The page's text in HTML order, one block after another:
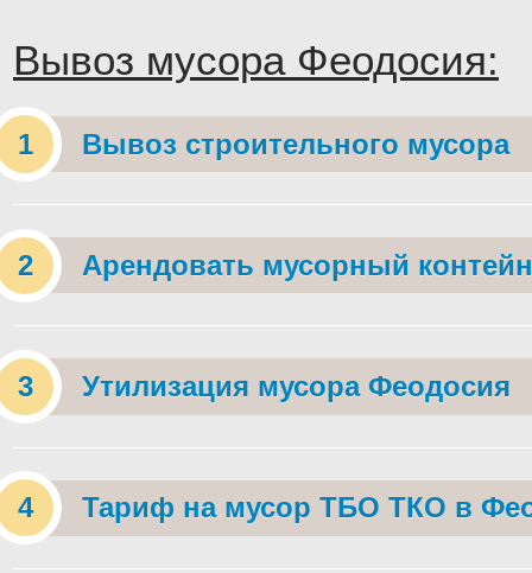
Вывоз мусора Феодосия:
Вывоз строительного мусора
Арендовать мусорный
Утилизация мусора Феодосия
Тариф на мусор ТБО ТКО в